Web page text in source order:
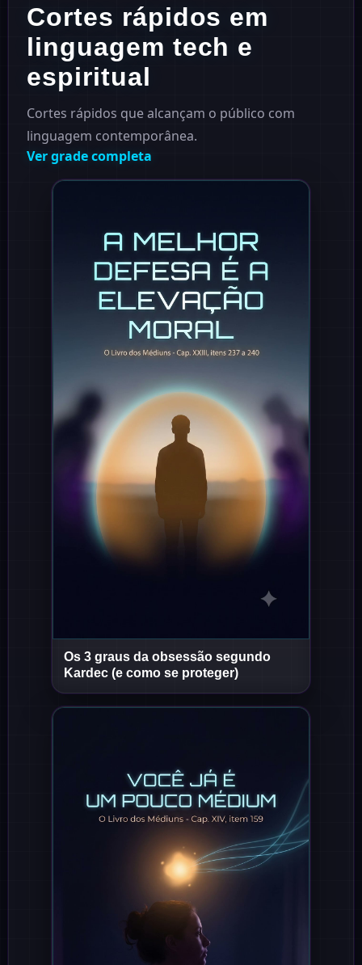
Cortes rápidos em
linguagem tech e
espiritual
Cortes rápidos que alcançam o público com
linguagem contemporânea.
Ver grade completa
Short Short
Os 3 graus da obsessão segundo
Kardec (e como se proteger)